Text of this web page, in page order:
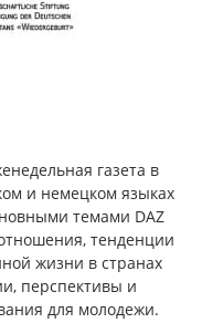
газета в
и немецком языках
темами DAZ
тенденции
жизни в странах
перспективы и
для молодежи.